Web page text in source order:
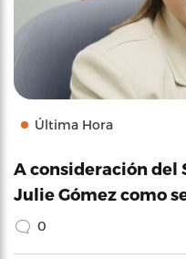
Última Hora
A consideración del
Julie Gómez como
0